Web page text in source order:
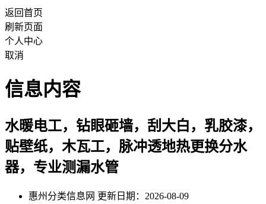
返回首页
刷新页面
个人中心
取消
信息内容
水暖电工，钻眼砸墙，刮大白，乳胶漆，
贴壁纸，木瓦工，脉冲透地热更换分水
器，专业测漏水管
惠州分类信息网 更新日期：2026-08-09